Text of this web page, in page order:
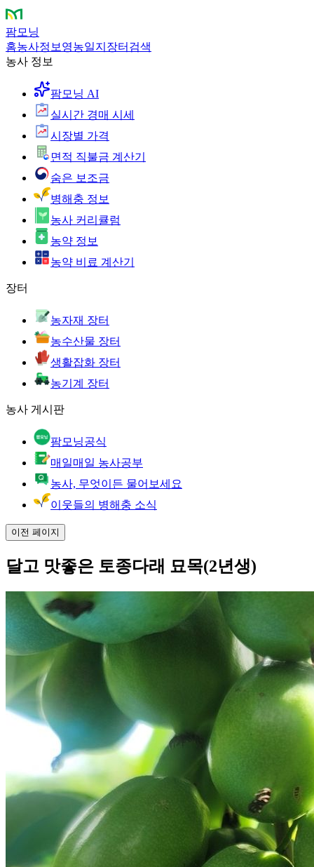
팜모닝
홈농사정보 영농일지 장터 검색
농사 정보
팜모닝 AI
실시간 경매 시세
시장별 가격
면적 직불금 계산기
숨은 보조금
병해충 정보
농사 커리큘럼
농약 정보
농약 비료 계산기
장터
농자재 장터
농수산물 장터
생활잡화 장터
농기계 장터
농사 게시판
팜모닝공식
매일매일 농사공부
농사, 무엇이든 물어보세요
이웃들의 병해충 소식
이전 페이지
달고 맛좋은 토종다래 묘목(2년생)